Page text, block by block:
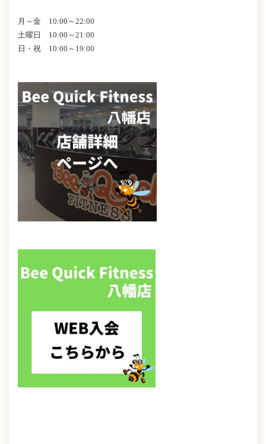
月～金 10:00～22:00
土曜日 10:00～21:00
日・祝 10:00～19:00